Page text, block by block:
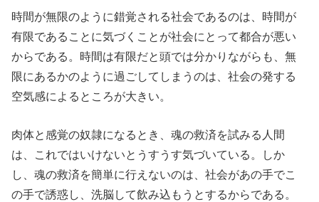
時間が無限のように錯覚される社会であるのは、時間が
有限であることに気づくことが社会にとって都合が悪い
からである。時間は有限だと頭では分かりながらも、無
限にあるかのように過ごしてしまうのは、社会の発する
空気感によるところが大きい。
肉体と感覚の奴隷になるとき、魂の救済を試みる人間
は、これではいけないとうすうす気づいている。しか
し、魂の救済を簡単に行えないのは、社会があの手でこ
の手で誘惑し、洗脳して飲み込もうとするからである。